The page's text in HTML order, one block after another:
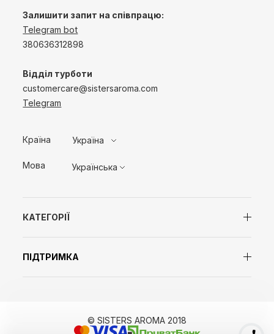
Залишити запит на співпрацю:
Telegram bot
380636312898
Відділ турботи
customercare@sistersaroma.com
Telegram
КАТЕГОРІЇ
ПІДТРИМКА
Країна Україна
Мова Українська
© SISTERS AROMA 2018